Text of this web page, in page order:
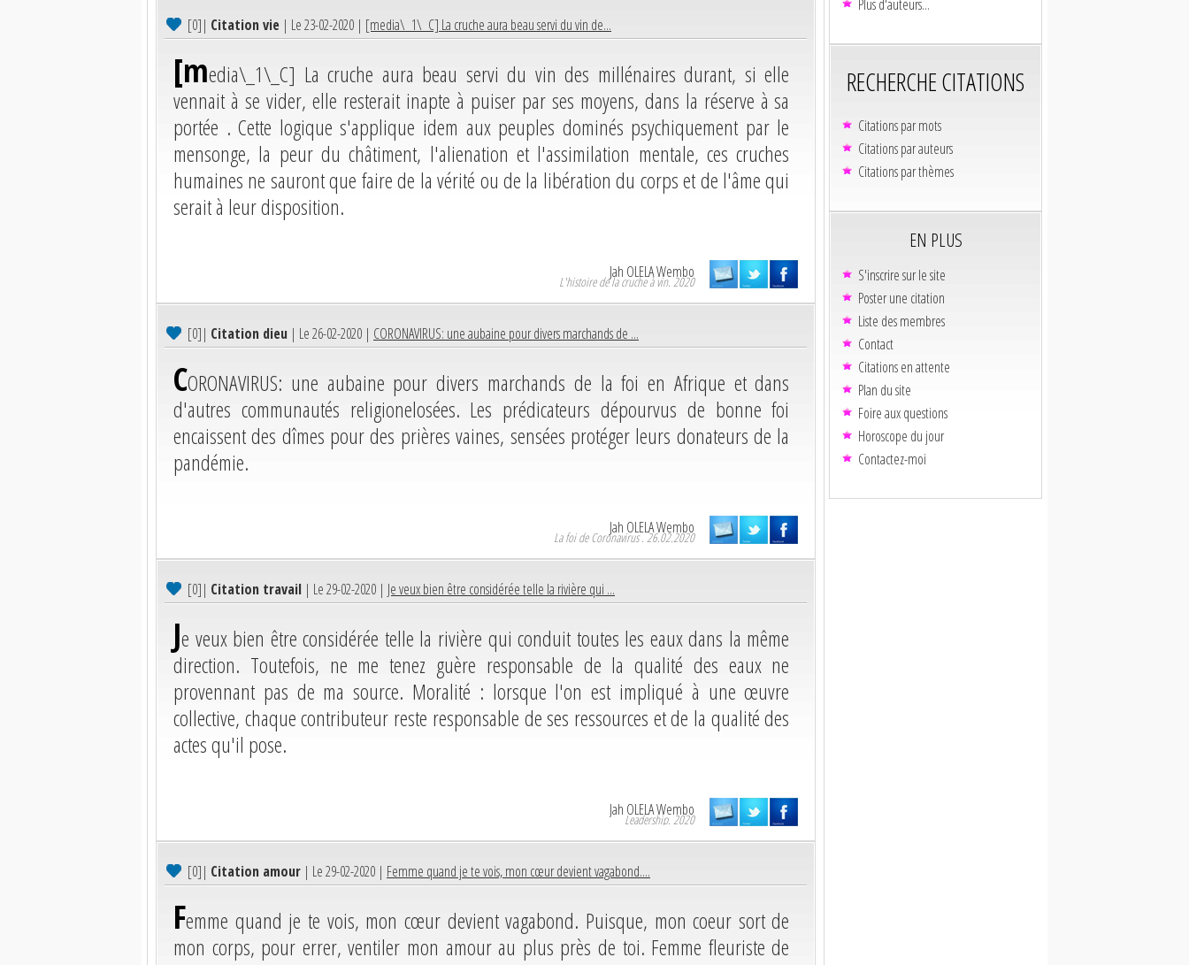
[0]| Citation vie | Le 23-02-2020 | [media\_1\_C] La cruche aura beau servi du vin de...
[media\_1\_C] La cruche aura beau servi du vin des millénaires durant, si elle
vennait à se vider, elle resterait inapte à puiser par ses moyens, dans la réserve à sa
portée . Cette logique s'applique idem aux peuples dominés psychiquement par le
mensonge, la peur du châtiment, l'alienation et l'assimilation mentale, ces cruches
humaines ne sauront que faire de la vérité ou de la libération du corps et de l'âme qui
serait à leur disposition.
Jah OLELA Wembo
L'histoire de la cruche à vin. 2020
[0]| Citation dieu | Le 26-02-2020 | CORONAVIRUS: une aubaine pour divers marchands de ...
CORONAVIRUS: une aubaine pour divers marchands de la foi en Afrique et dans
d'autres communautés religionelosées. Les prédicateurs dépourvus de bonne foi
encaissent des dîmes pour des prières vaines, sensées protéger leurs donateurs de la
pandémie.
Jah OLELA Wembo
La foi de Coronavirus . 26.02.2020
[0]| Citation travail | Le 29-02-2020 | Je veux bien être considérée telle la rivière qui ...
Je veux bien être considérée telle la rivière qui conduit toutes les eaux dans la même
direction. Toutefois, ne me tenez guère responsable de la qualité des eaux ne
provennant pas de ma source. Moralité : lorsque l'on est impliqué à une œuvre
collective, chaque contributeur reste responsable de ses ressources et de la qualité des
actes qu'il pose.
Jah OLELA Wembo
Leadership. 2020
[0]| Citation amour | Le 29-02-2020 | Femme quand je te vois, mon cœur devient vagabond....
Femme quand je te vois, mon cœur devient vagabond. Puisque, mon coeur sort de
mon corps, pour errer, ventiler mon amour au plus près de toi. Femme fleuriste de
Plus d'auteurs...
RECHERCHE CITATIONS
Citations par mots
Citations par auteurs
Citations par thèmes
EN PLUS
S'inscrire sur le site
Poster une citation
Liste des membres
Contact
Citations en attente
Plan du site
Foire aux questions
Horoscope du jour
Contactez-moi